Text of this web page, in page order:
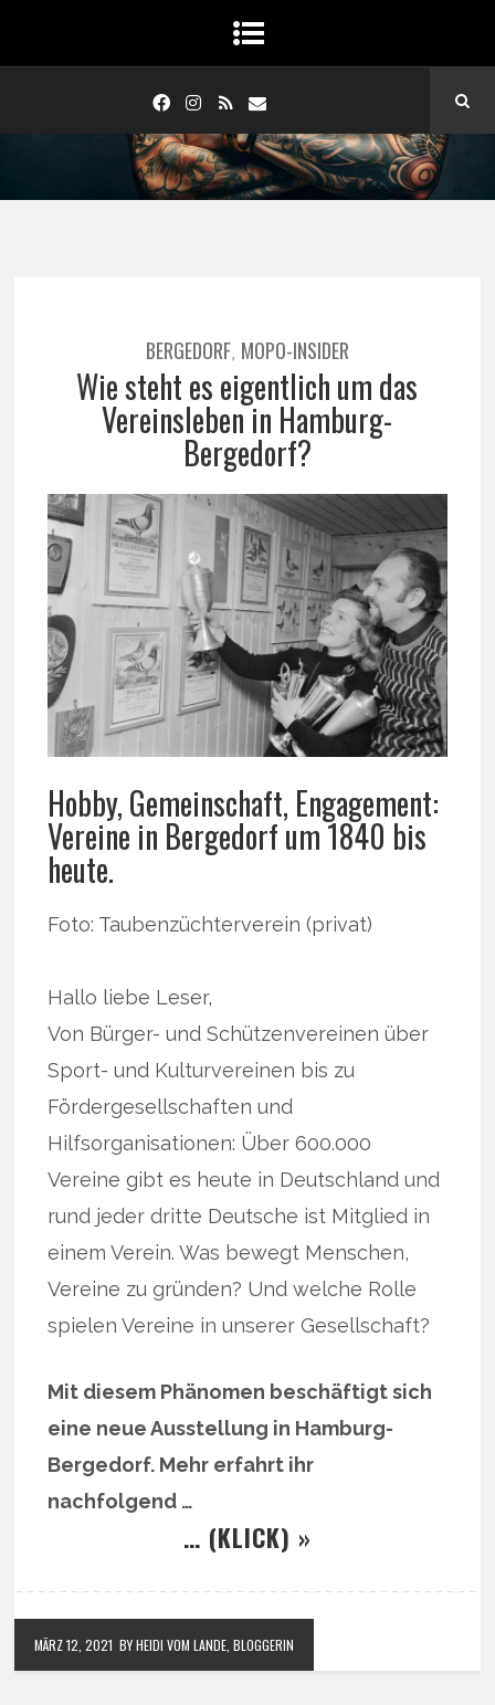
BERGEDORF, MOPO-INSIDER
Wie steht es eigentlich um das
Vereinsleben in Hamburg-
Bergedorf?
Hobby, Gemeinschaft, Engagement:
Vereine in Bergedorf um 1840 bis
heute.
Foto: Taubenzüchterverein (privat)
Hallo liebe Leser,
Von Bürger- und Schützenvereinen über
Sport- und Kulturvereinen bis zu
Fördergesellschaften und
Hilfsorganisationen: Über 600.000
Vereine gibt es heute in Deutschland und
rund jeder dritte Deutsche ist Mitglied in
einem Verein. Was bewegt Menschen,
Vereine zu gründen? Und welche Rolle
spielen Vereine in unserer Gesellschaft?
Mit diesem Phänomen beschäftigt sich
eine neue Ausstellung in Hamburg-
Bergedorf. Mehr erfahrt ihr
nachfolgend …
… (KLICK) »
MÄRZ 12, 2021 BY HEIDI VOM LANDE, BLOGGERIN